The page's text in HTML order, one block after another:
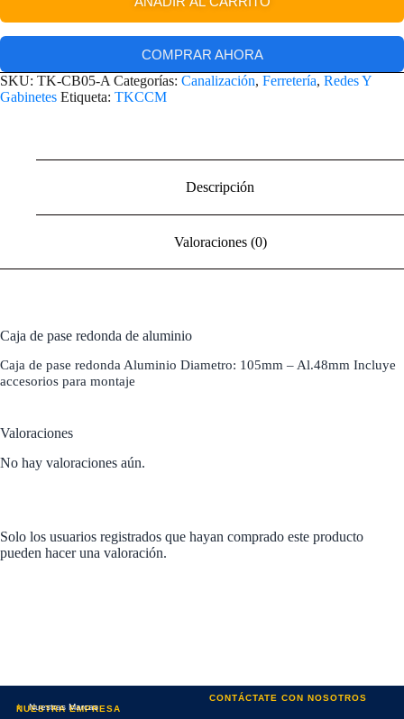
COMPRAR AHORA
SKU: TK-CB05-A Categorías: Canalización, Ferretería, Redes Y
Gabinetes Etiqueta: TKCCM
Descripción
Valoraciones (0)
Caja de pase redonda de aluminio
Caja de pase redonda Aluminio Diametro: 105mm – Al.48mm Incluye
accesorios para montaje
Valoraciones
No hay valoraciones aún.
Solo los usuarios registrados que hayan comprado este producto
pueden hacer una valoración.
NUESTRA EMPRESA
Nuestras Marcas
CONTÁCTATE CON NOSOTROS